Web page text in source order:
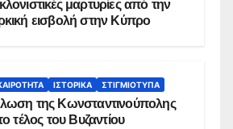
μαρτυρίες από την
εισβολή στην Κύπρο
ΙΣΤΟΡΙΚΆ ΣΤΙΓΜΙΌΤΥΠΑ
της Κωνσταντινούπολης
τέλος του Βυζαντίου